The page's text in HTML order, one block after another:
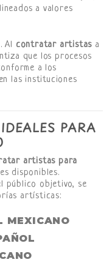
a valores
Al contratar artistas a
que los procesos
a los
las instituciones
PARA
artistas para
disponibles.
público objetivo, se
artísticas:
MEXICANO